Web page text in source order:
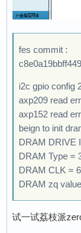
fes commit :
i2c gpio config
axp209 read
axp152 read
beign to init
DRAM DRIVE
DRAM Type =
DRAM CLK =
DRAM zq
试一试荔枝派